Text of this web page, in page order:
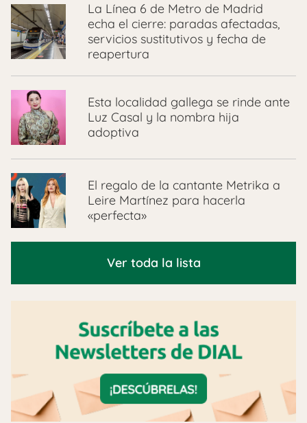
La Línea 6 de Metro de Madrid
echa el cierre: paradas afectadas,
servicios sustitutivos y fecha de
reapertura
Esta localidad gallega se rinde ante
Luz Casal y la nombra hija
adoptiva
El regalo de la cantante Metrika a
Leire Martínez para hacerla
«perfecta»
Ver toda la lista